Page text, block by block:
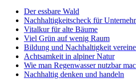
Der essbare Wald
Nachhaltigkeitscheck für
Vitalkur für alte Bäume
Viel Grün auf wenig Raum
Bildung und Nachhaltigkeit
Achtsamkeit in alpiner Natur
Wie man Regenwasser nutzbar
Nachhaltig denken und handeln